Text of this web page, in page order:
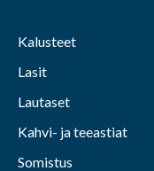
Kalusteet
Lasit
Lautaset
Kahvi- ja teeastiat
Somistus